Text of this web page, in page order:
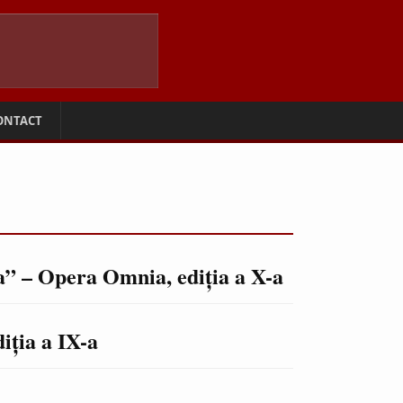
– Opera Omnia, ediţia a X-a
a IX-a